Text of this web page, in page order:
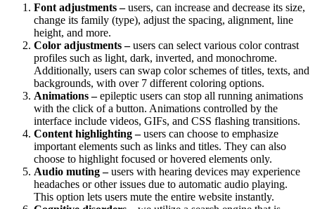
Font adjustments –users, can increase and decrease its size,
change its family (type), adjust the spacing, alignment, line
height, and more.
Color adjustments –users can select various color contrast
profiles such as light, dark, inverted, and monochrome.
Additionally, users can swap color schemes of titles, texts, and
backgrounds, with over 7 different coloring options.
Animations –epileptic users can stop all running animations
with the click of a button. Animations controlled by the
interface include videos, GIFs, and CSS flashing transitions.
Content highlighting –users can choose to emphasize
important elements such as links and titles. They can also
choose to highlight focused or hovered elements only.
Audio muting –users with hearing devices may experience
headaches or other issues due to automatic audio playing.
This option lets users mute the entire website instantly.